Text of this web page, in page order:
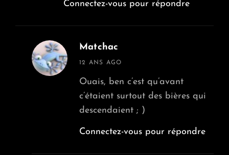
Connectez-vous pour répondre
Matchac
says:
12 ANS AGO
Ouais, ben c’est qu’avant
c’étaient surtout des bières qui
descendaient ; )
Connectez-vous pour répondre